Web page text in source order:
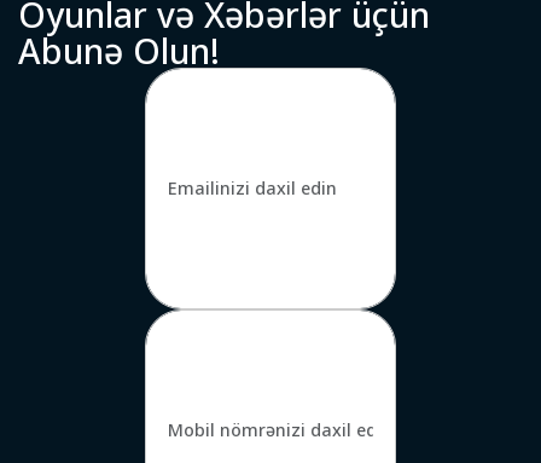
Oyunlarvə Xəbərlər üçün
Abunə Olun!